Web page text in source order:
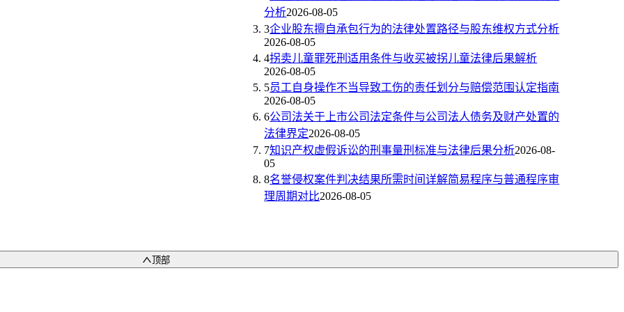
分析2026-08-05
3企业股东擅自承包行为的法律处置路径与股东维权方式分析
2026-08-05
4拐卖儿童罪死刑适用条件与收买被拐儿童法律后果解析
2026-08-05
5员工自身操作不当导致工伤的责任划分与赔偿范围认定指南
2026-08-05
6公司法关于上市公司法定条件与公司法人债务及财产处置的
法律界定2026-08-05
7知识产权虚假诉讼的刑事量刑标准与法律后果分析2026-08-
05
8名誉侵权案件判决结果所需时间详解简易程序与普通程序审
理周期对比2026-08-05
顶部